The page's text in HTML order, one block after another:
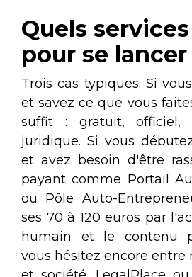
Quels
pour se lancer
Trois cas typiques. Si
et savez ce que vous
suffit : gratuit, officiel,
juridique. Si vous
et avez besoin d'être
payant comme Portail
ou Pôle Auto-
ses 70 à 120 euros par
humain et le contenu
vous hésitez encore